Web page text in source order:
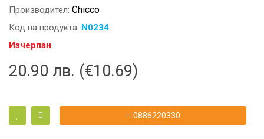
Производител: Chicco
Код на продукта: N0234
Изчерпан
20.90 лв. (€10.69)
0886220330